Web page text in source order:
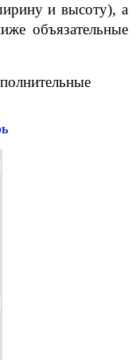
и высоту), а
объязательные